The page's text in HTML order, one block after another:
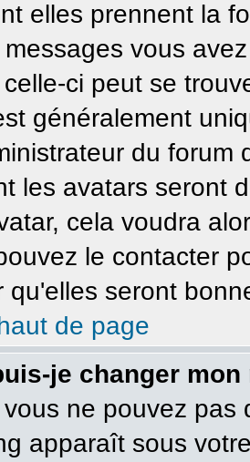
elles prennent la
vous
ci peut se
généralement
du forum
les avatars seront
cela voudra
le contacter
qu'elles seront
de page
je changer mon
ne pouvez
apparaît sous